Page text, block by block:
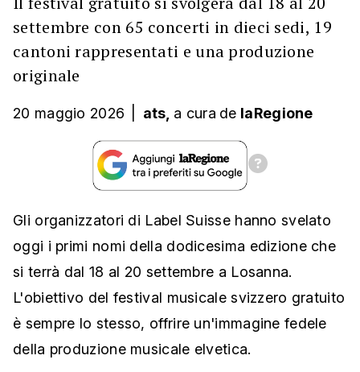
settembre con 65 concerti in dieci sedi, 19
cantoni rappresentati e una produzione
originale
20 maggio 2026 ats, a cura de laRegione
Gli organizzatori di Label Suisse hanno svelato
oggi i primi nomi della dodicesima edizione che
si terrà dal 18 al 20 settembre a Losanna.
L'obiettivo del festival musicale svizzero gratuito
è sempre lo stesso, offrire un'immagine fedele
della produzione musicale elvetica.